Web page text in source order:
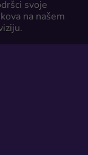
svoje
na našem